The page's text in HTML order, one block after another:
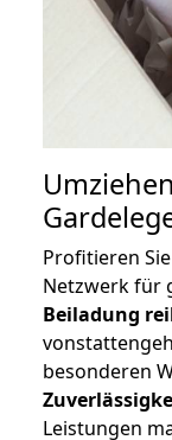
Profitieren
Netzwerk für
Beiladung
besonderen
Leistungen